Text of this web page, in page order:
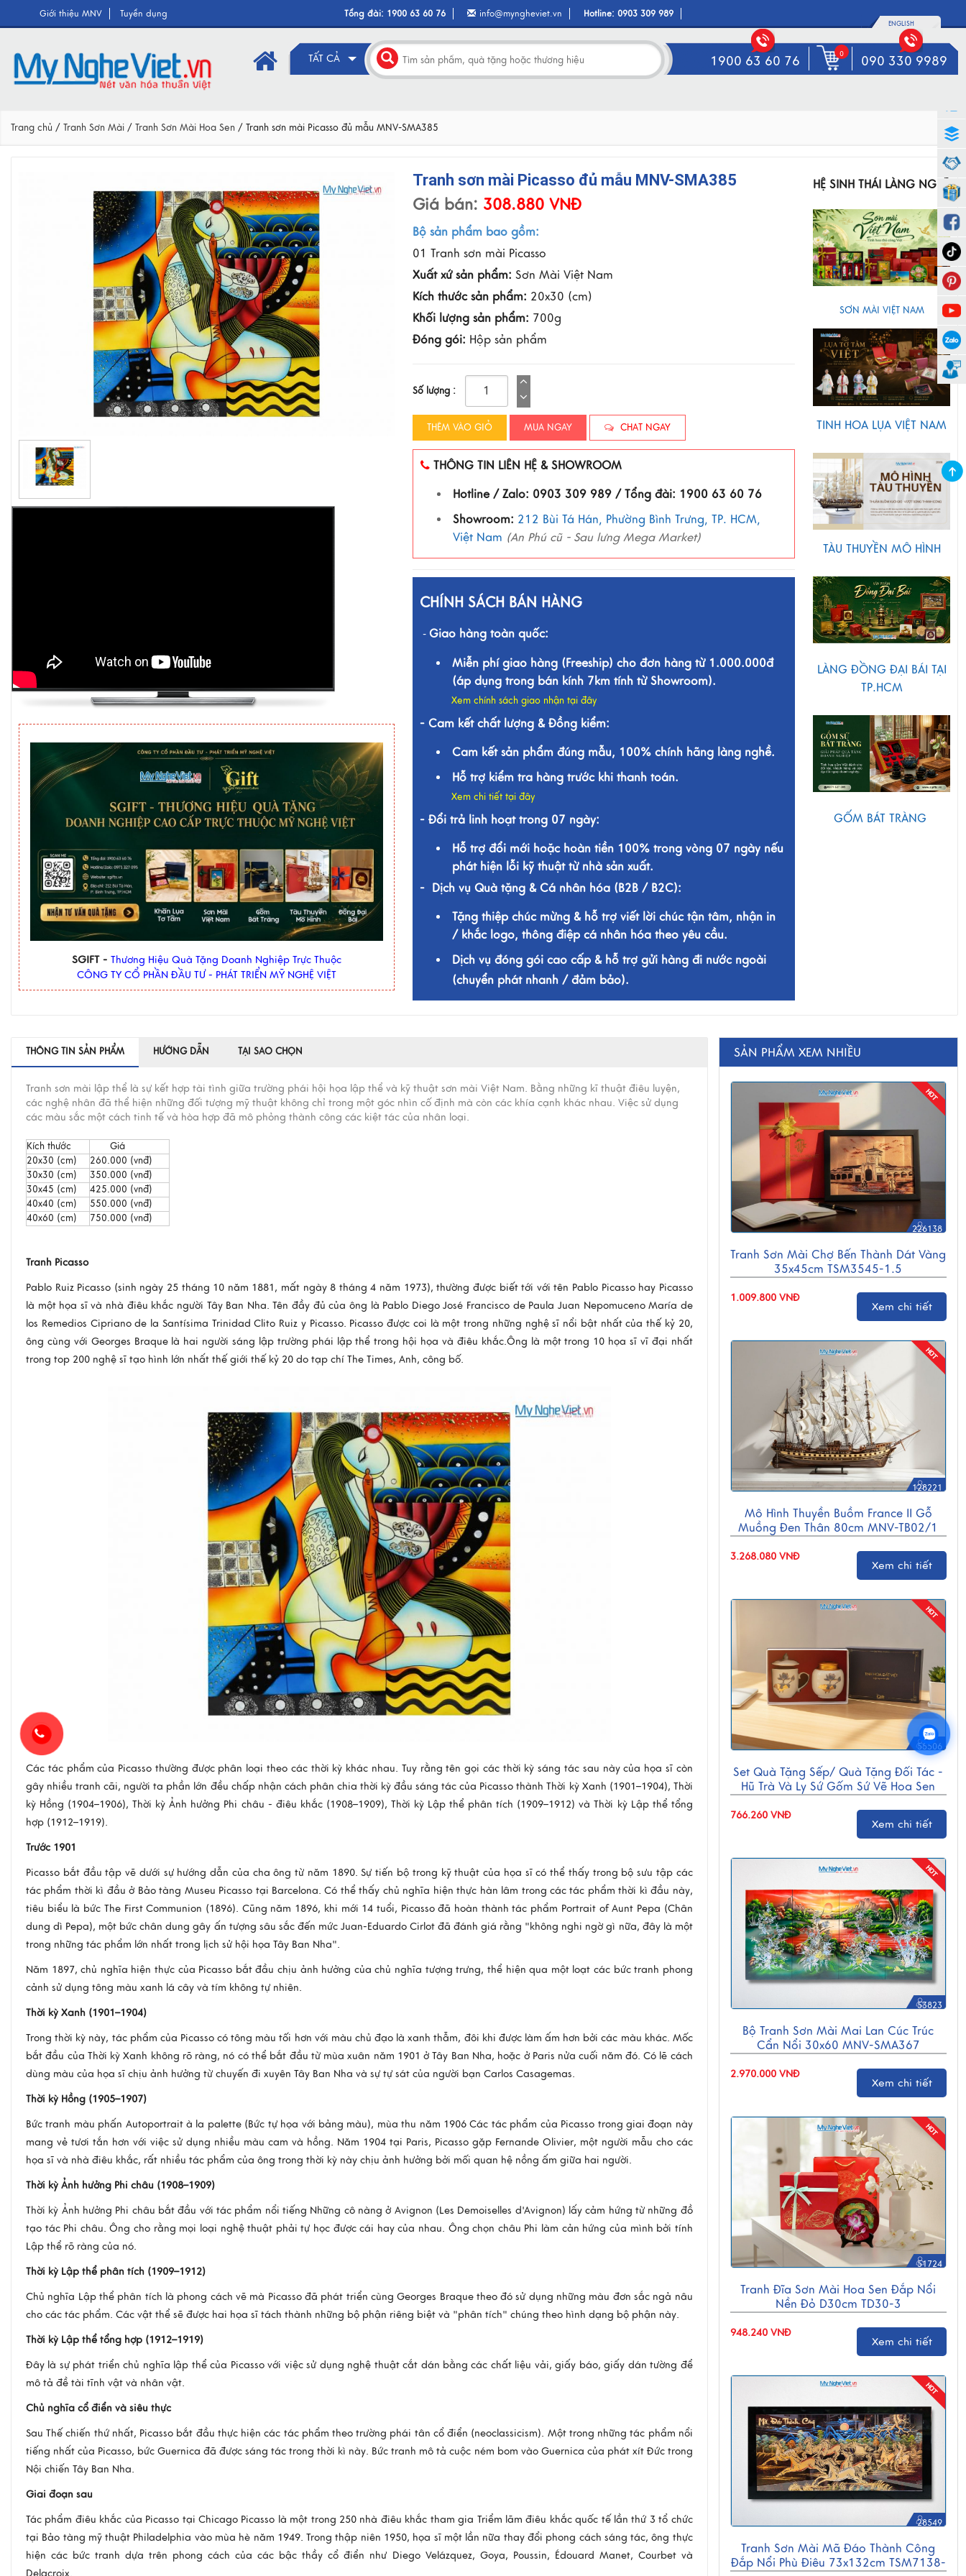
Giới thiệu MNV Tuyển dụng Tổng đài: 1900 63 60 76 info@myngheviet.vn Hotline:0903 309 989
ENGLISH
TẤT CẢ 1900 63 60 76 0 090 330 9989
Trang chủ / Tranh Sơn Mài / Tranh Sơn Mài Hoa Sen / Tranh sơn mài Picasso đủ mẫu MNV-SMA385
SGIFT - Thương Hiệu Quà Tặng Doanh Nghiệp Trực Thuộc
CÔNG TY CỔ PHẦN ĐẦU TƯ - PHÁT TRIỂN MỸ NGHỆ VIỆT
Tranh sơn mài Picasso đủ mẫu MNV-SMA385
Giá bán: 308.880 VNĐ
Bộ sản phẩm bao gồm:
01 Tranh sơn mài Picasso
Xuất xứ sản phẩm: Sơn Mài Việt Nam
Kích thước sản phẩm: 20x30 (cm)
Khối lượng sản phẩm: 700g
Đóng gói: Hộp sản phẩm
Số lượng :
THÊM VÀO GIỎ MUA NGAY CHAT NGAY
THÔNG TIN LIÊN HỆ & SHOWROOM
Hotline / Zalo: 0903 309 989 / Tổng đài: 1900 63 60 76
Showroom: 212 Bùi Tá Hán, Phường Bình Trưng, TP. HCM,
Việt Nam (An Phú cũ - Sau lưng Mega Market)
CHÍNH SÁCH BÁN HÀNG
- Giao hàng toàn quốc:
Miễn phí giao hàng (Freeship) cho đơn hàng từ 1.000.000đ
(áp dụng trong bán kính 7km tính từ Showroom).
Xem chính sách giao nhận tại đây
- Cam kết chất lượng & Đồng kiểm:
Cam kết sản phẩm đúng mẫu, 100% chính hãng làng nghề.
Hỗ trợ kiểm tra hàng trước khi thanh toán.
Xem chi tiết tại đây
- Đổi trả linh hoạt trong 07 ngày:
Hỗ trợ đổi mới hoặc hoàn tiền 100% trong vòng 07 ngày nếu
phát hiện lỗi kỹ thuật từ nhà sản xuất.
- Dịch vụ Quà tặng & Cá nhân hóa (B2B / B2C):
Tặng thiệp chúc mừng & hỗ trợ viết lời chúc tận tâm, nhận in
/ khắc logo, thông điệp cá nhân hóa theo yêu cầu.
Dịch vụ đóng gói cao cấp & hỗ trợ gửi hàng đi nước ngoài
(chuyển phát nhanh / đảm bảo).
HỆ SINH THÁI LÀNG NGHỀ
SƠN MÀI VIỆT NAM
TINH HOA LỤA VIỆT NAM
TÀU THUYỀN MÔ HÌNH
LÀNG ĐỒNG ĐẠI BÁI TẠI
TP.HCM
GỐM BÁT TRÀNG
THÔNG TIN SẢN PHẨM HƯỚNG DẪN TẠI SAO CHỌN
Tranh sơn mài lập thể là sự kết hợp tài tình giữa trường phái hội họa lập thể và kỹ thuật sơn mài Việt Nam. Bằng những kĩ thuật điêu luyện,
các nghệ nhân đã thể hiện những đối tượng mỹ thuật không chỉ trong một góc nhìn cố định mà còn các khía cạnh khác nhau. Việc sử dụng
các màu sắc một cách tinh tế và hòa hợp đã mô phỏng thành công các kiệt tác của nhân loại.
Kích thước
Giá
20x30 (cm)
260.000 (vnđ)
30x30 (cm)
350.000 (vnđ)
30x45 (cm)
425.000 (vnđ)
40x40 (cm)
550.000 (vnđ)
40x60 (cm)
750.000 (vnđ)
Tranh Picasso
Pablo Ruiz Picasso (sinh ngày 25 tháng 10 năm 1881, mất ngày 8 tháng 4 năm 1973), thường được biết tới với tên Pablo Picasso hay Picasso
là một họa sĩ và nhà điêu khắc người Tây Ban Nha. Tên đầy đủ của ông là Pablo Diego José Francisco de Paula Juan Nepomuceno María de
los Remedios Cipriano de la Santísima Trinidad Clito Ruiz y Picasso. Picasso được coi là một trong những nghệ sĩ nổi bật nhất của thế kỷ 20,
ông cùng với Georges Braque là hai người sáng lập trường phái lập thể trong hội họa và điêu khắc.Ông là một trong 10 họa sĩ vĩ đại nhất
trong top 200 nghệ sĩ tạo hình lớn nhất thế giới thế kỷ 20 do tạp chí The Times, Anh, công bố.
Các tác phẩm của Picasso thường được phân loại theo các thời kỳ khác nhau. Tuy rằng tên gọi các thời kỳ sáng tác sau này của họa sĩ còn
gây nhiều tranh cãi, người ta phần lớn đều chấp nhận cách phân chia thời kỳ đầu sáng tác của Picasso thành Thời kỳ Xanh (1901–1904), Thời
kỳ Hồng (1904–1906), Thời kỳ Ảnh hưởng Phi châu - điêu khắc (1908–1909), Thời kỳ Lập thể phân tích (1909–1912) và Thời kỳ Lập thể tổng
hợp (1912–1919).
Trước 1901
Picasso bắt đầu tập vẽ dưới sự hướng dẫn của cha ông từ năm 1890. Sự tiến bộ trong kỹ thuật của họa sĩ có thể thấy trong bộ sưu tập các
tác phẩm thời kì đầu ở Bảo tàng Museu Picasso tại Barcelona. Có thể thấy chủ nghĩa hiện thực hàn lâm trong các tác phẩm thời kì đầu này,
tiêu biểu là bức The First Communion (1896). Cũng năm 1896, khi mới 14 tuổi, Picasso đã hoàn thành tác phẩm Portrait of Aunt Pepa (Chân
dung dì Pepa), một bức chân dung gây ấn tượng sâu sắc đến mức Juan-Eduardo Cirlot đã đánh giá rằng "không nghi ngờ gì nữa, đây là một
trong những tác phẩm lớn nhất trong lịch sử hội họa Tây Ban Nha".
Năm 1897, chủ nghĩa hiện thực của Picasso bắt đầu chịu ảnh hưởng của chủ nghĩa tượng trưng, thể hiện qua một loạt các bức tranh phong
cảnh sử dụng tông màu xanh lá cây và tím không tự nhiên.
Thời kỳ Xanh (1901–1904)
Trong thời kỳ này, tác phẩm của Picasso có tông màu tối hơn với màu chủ đạo là xanh thẫm, đôi khi được làm ấm hơn bởi các màu khác. Mốc
bắt đầu của Thời kỳ Xanh không rõ ràng, nó có thể bắt đầu từ mùa xuân năm 1901 ở Tây Ban Nha, hoặc ở Paris nửa cuối năm đó. Có lẽ cách
dùng màu của họa sĩ chịu ảnh hưởng từ chuyến đi xuyên Tây Ban Nha và sự tự sát của người bạn Carlos Casagemas.
Thời kỳ Hồng (1905–1907)
Bức tranh màu phấn Autoportrait à la palette (Bức tự họa với bảng màu), mùa thu năm 1906 Các tác phẩm của Picasso trong giai đoạn này
mang vẻ tươi tắn hơn với việc sử dụng nhiều màu cam và hồng. Năm 1904 tại Paris, Picasso gặp Fernande Olivier, một người mẫu cho các
họa sĩ và nhà điêu khắc, rất nhiều tác phẩm của ông trong thời kỳ này chịu ảnh hưởng bởi mối quan hệ nồng ấm giữa hai người.
Thời kỳ Ảnh hưởng Phi châu (1908–1909)
Thời kỳ Ảnh hưởng Phi châu bắt đầu với tác phẩm nổi tiếng Những cô nàng ở Avignon (Les Demoiselles d'Avignon) lấy cảm hứng từ những đồ
tạo tác Phi châu. Ông cho rằng mọi loại nghệ thuật phải tự học được cái hay của nhau. Ông chọn châu Phi làm cản hứng của mình bởi tính
Lập thể rõ ràng của nó.
Thời kỳ Lập thể phân tích (1909–1912)
Chủ nghĩa Lập thể phân tích là phong cách vẽ mà Picasso đã phát triển cùng Georges Braque theo đó sử dụng những màu đơn sắc ngả nâu
cho các tác phẩm. Các vật thể sẽ được hai họa sĩ tách thành những bộ phận riêng biệt và "phân tích" chúng theo hình dạng bộ phận này.
Thời kỳ Lập thể tổng hợp (1912–1919)
Đây là sự phát triển chủ nghĩa lập thể của Picasso với việc sử dụng nghệ thuật cắt dán bằng các chất liệu vải, giấy báo, giấy dán tường để
mô tả đề tài tĩnh vật và nhân vật.
Chủ nghĩa cổ điển và siêu thực
Sau Thế chiến thứ nhất, Picasso bắt đầu thực hiện các tác phẩm theo trường phái tân cổ điển (neoclassicism). Một trong những tác phẩm nổi
tiếng nhất của Picasso, bức Guernica đã được sáng tác trong thời kì này. Bức tranh mô tả cuộc ném bom vào Guernica của phát xít Đức trong
Nội chiến Tây Ban Nha.
Giai đoạn sau
Tác phẩm điêu khắc của Picasso tại Chicago Picasso là một trong 250 nhà điêu khắc tham gia Triểm lãm điêu khắc quốc tế lần thứ 3 tổ chức
tại Bảo tàng mỹ thuật Philadelphia vào mùa hè năm 1949. Trong thập niên 1950, họa sĩ một lần nữa thay đổi phong cách sáng tác, ông thực
hiện các bức tranh dựa trên phong cách của các bậc thầy cổ điển như Diego Velázquez, Goya, Poussin, Édouard Manet, Courbet và
Delacroix.
SẢN PHẨM XEM NHIỀU
226138
Tranh Sơn Mài Chợ Bến Thành Dát Vàng
35x45cm TSM3545-1.5
1.009.800 VNĐ
Xem chi tiết
128221
Mô Hình Thuyền Buồm France II Gỗ
Muồng Đen Thân 80cm MNV-TB02/1
3.268.080 VNĐ
Xem chi tiết
55506
Set Quà Tặng Sếp/ Quà Tặng Đối Tác -
Hũ Trà Và Ly Sứ Gốm Sứ Vẽ Hoa Sen
766.260 VNĐ
Xem chi tiết
53823
Bộ Tranh Sơn Mài Mai Lan Cúc Trúc
Cẩn Nổi 30x60 MNV-SMA367
2.970.000 VNĐ
Xem chi tiết
51724
Tranh Đĩa Sơn Mài Hoa Sen Đắp Nổi
Nền Đỏ D30cm TD30-3
948.240 VNĐ
Xem chi tiết
28549
Tranh Sơn Mài Mã Đáo Thành Công
Đắp Nổi Phù Điêu 73x132cm TSM7138-